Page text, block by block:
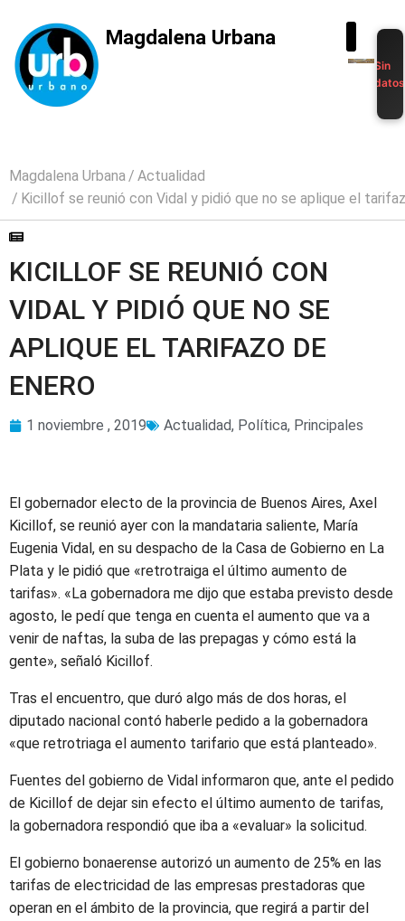
Magdalena Urbana
Sin
datos
Magdalena Urbana
Actualidad
Kicillof se reunió con Vidal y pidió que no se aplique el
KICILLOF SE REUNIÓ CON
VIDAL Y PIDIÓ QUE NO SE
APLIQUE EL TARIFAZO DE
ENERO
1 noviembre , 2019 Actualidad, Política, Principales
El gobernador electo de la provincia de Buenos Aires, Axel
Kicillof, se reunió ayer con la mandataria saliente, María
Eugenia Vidal, en su despacho de la Casa de Gobierno en La
Plata y le pidió que «retrotraiga el último aumento de
tarifas». «La gobernadora me dijo que estaba previsto desde
agosto, le pedí que tenga en cuenta el aumento que va a
venir de naftas, la suba de las prepagas y cómo está la
gente», señaló Kicillof.
Tras el encuentro, que duró algo más de dos horas, el
diputado nacional contó haberle pedido a la gobernadora
«que retrotriaga el aumento tarifario que está planteado».
Fuentes del gobierno de Vidal informaron que, ante el pedido
de Kicillof de dejar sin efecto el último aumento de tarifas,
la gobernadora respondió que iba a «evaluar» la solicitud.
El gobierno bonaerense autorizó un aumento de 25% en las
tarifas de electricidad de las empresas prestadoras que
operan en el ámbito de la provincia, que regirá a partir del